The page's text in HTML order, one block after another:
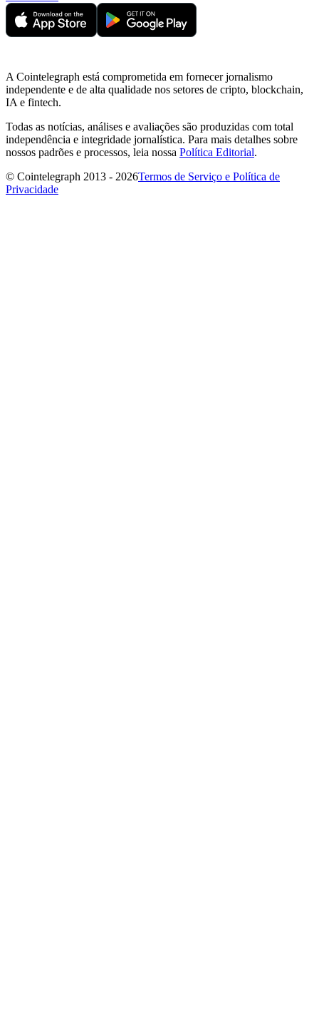
A Cointelegraph está comprometida em fornecer jornalismo
independente e de alta qualidade nos setores de cripto, blockchain,
IA e fintech.
Todas as notícias, análises e avaliações são produzidas com total
independência e integridade jornalística. Para mais detalhes sobre
nossos padrões e processos, leia nossa Política Editorial.
© Cointelegraph 2013 - 2026Termos de Serviço e Política de
Privacidade